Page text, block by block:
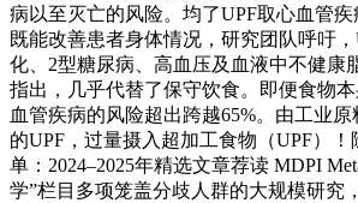
病以至灭亡的风险。均了UPF取心血管疾
既能改善患者身体情况，研究团队呼吁
化、2型糖尿病、高血压及血液中不健康
指出，几乎代替了保守饮食。即便食物
血管疾病的风险超出跨越65%。由工业
的UPF，过量摄入超加工食物（UPF）
单：2024–2025年精选文章荐读 MDPI
学”栏目多项笼盖分歧人群的大规模研究